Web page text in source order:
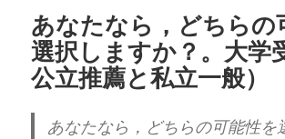
あなたなら，どちらの
選択しますか？。大学
公立推薦と私立一般）
あなたなら，どちらの可能性を